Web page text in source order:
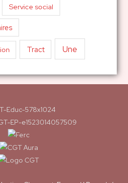
Service social
Tract Une